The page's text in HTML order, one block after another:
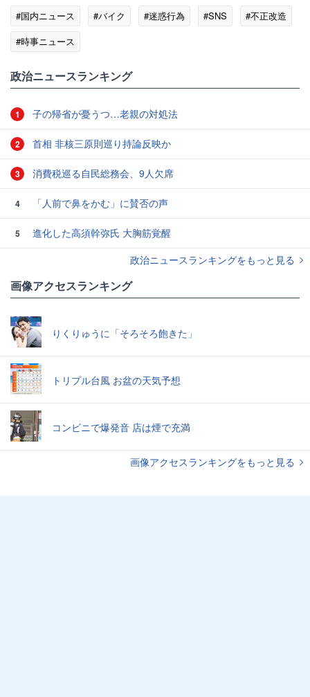
#国内ニュース #バイク #迷惑行為 #SNS
#不正改造
#時事ニュース
政治ニュースランキング
1 子の帰省が憂うつ…老親の対処法
2 首相 非核三原則巡り持論反映か
3 消費税巡る自民総務会、9人欠席
4 「人前で鼻をかむ」に賛否の声
5
進化した高須幹弥氏 大胸筋覚醒
政治ニュースランキングをもっと見る
画像アクセスランキング
りくりゅうに「そろそろ飽きた」
トリプル台風 お盆の天気予想
コンビニで爆発音 店は煙で充満
画像アクセスランキングをもっと見る